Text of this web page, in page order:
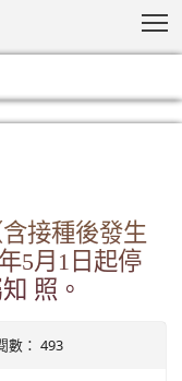
接種後發生
5月1日起停
照。
數： 493